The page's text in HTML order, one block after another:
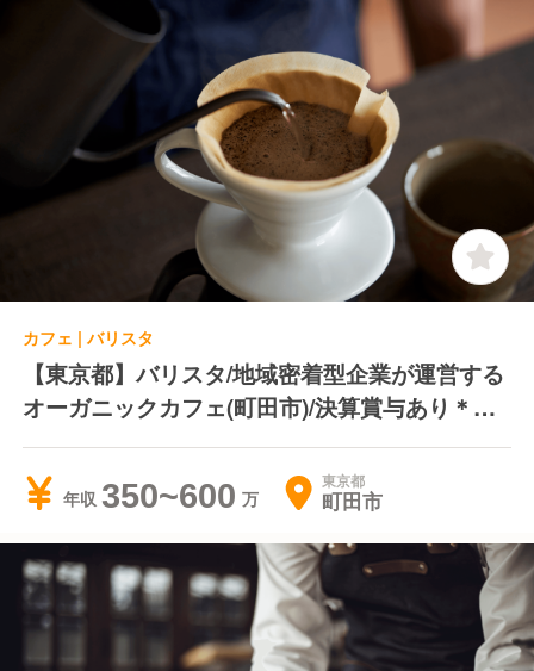
カフェ | バリスタ
【東京都】バリスタ/地域密着型企業が運営する
オーガニックカフェ(町田市)/決算賞与あり＊資
格支援制度あり＊海外研修支援制度あり
年収 350~600 東京都
町田市